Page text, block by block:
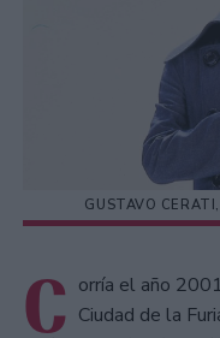
GUSTAVO
C orría el año
Ciudad de la